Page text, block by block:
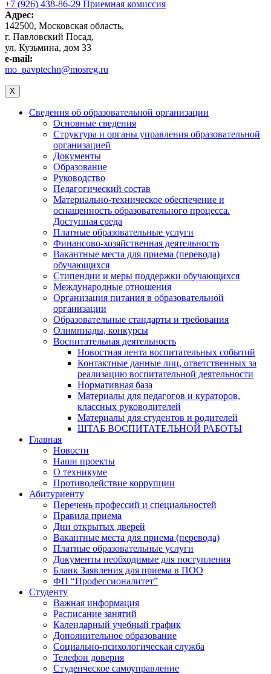
+7 (926) 438-86-29 Приемная комиссия
Адрес:
142500, Московская область,
г. Павловский Посад,
ул. Кузьмина, дом 33
e-mail:
mo_pavptechn@mosreg.ru
X
Сведения об образовательной организации
Основные сведения
Структура и органы управления образовательной
организацией
Документы
Образование
Руководство
Педагогический состав
Материально-техническое обеспечение и
оснащенность образовательного процесса.
Доступная среда
Платные образовательные услуги
Финансово-хозяйственная деятельность
Вакантные места для приема (перевода)
обучающихся
Стипендии и меры поддержки обучающихся
Международные отношения
Организация питания в образовательной
организации
Образовательные стандарты и требования
Олимпиады, конкурсы
Воспитательная деятельность
Новостная лента воспитательных событий
Контактные данные лиц, ответственных за
реализацию воспитательной деятельности
Нормативная база
Материалы для педагогов и кураторов,
классных руководителей
Материалы для студентов и родителей
ШТАБ ВОСПИТАТЕЛЬНОЙ РАБОТЫ
Главная
Новости
Наши проекты
О техникуме
Противодействие коррупции
Абитуриенту
Перечень профессий и специальностей
Правила приема
Дни открытых дверей
Вакантные места для приема (перевода)
Платные образовательные услуги
Документы необходимые для поступления
Бланк Заявления для приема в ПОО
ФП “Профессионалитет”
Студенту
Важная информация
Расписание занятий
Календарный учебный график
Дополнительное образование
Социально-психологическая служба
Телефон доверия
Студенческое самоуправление